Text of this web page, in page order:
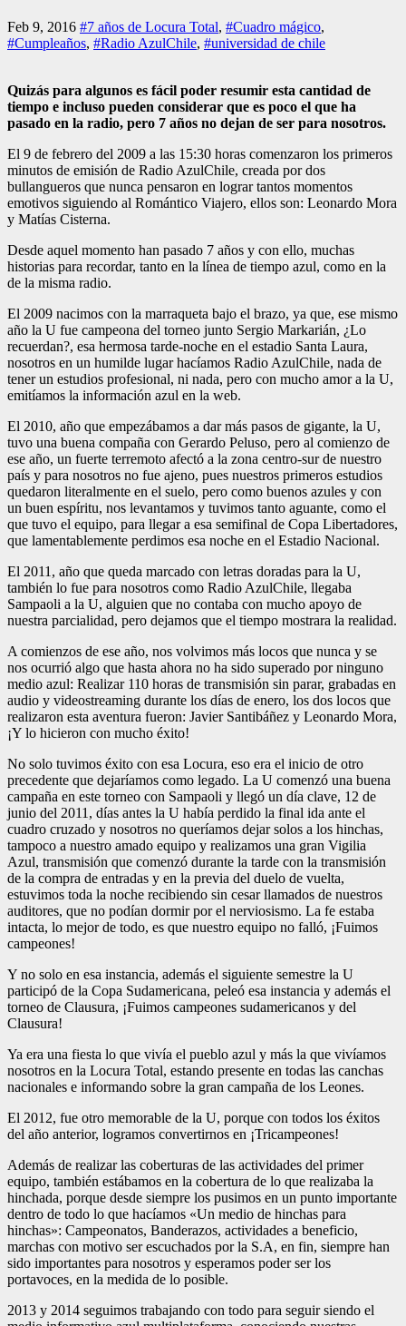
Feb 9, 2016 #7 años de Locura Total, #Cuadro mágico,
#Cumpleaños, #Radio AzulChile, #universidad de chile
Quizás para algunos es fácil poder resumir esta cantidad de
tiempo e incluso pueden considerar que es poco el que ha
pasado en la radio, pero 7 años no dejan de ser para nosotros.
El 9 de febrero del 2009 a las 15:30 horas comenzaron los primeros
minutos de emisión de Radio AzulChile, creada por dos
bullangueros que nunca pensaron en lograr tantos momentos
emotivos siguiendo al Romántico Viajero, ellos son: Leonardo Mora
y Matías Cisterna.
Desde aquel momento han pasado 7 años y con ello, muchas
historias para recordar, tanto en la línea de tiempo azul, como en la
de la misma radio.
El 2009 nacimos con la marraqueta bajo el brazo, ya que, ese mismo
año la U fue campeona del torneo junto Sergio Markarián, ¿Lo
recuerdan?, esa hermosa tarde-noche en el estadio Santa Laura,
nosotros en un humilde lugar hacíamos Radio AzulChile, nada de
tener un estudios profesional, ni nada, pero con mucho amor a la U,
emitíamos la información azul en la web.
El 2010, año que empezábamos a dar más pasos de gigante, la U,
tuvo una buena compaña con Gerardo Peluso, pero al comienzo de
ese año, un fuerte terremoto afectó a la zona centro-sur de nuestro
país y para nosotros no fue ajeno, pues nuestros primeros estudios
quedaron literalmente en el suelo, pero como buenos azules y con
un buen espíritu, nos levantamos y tuvimos tanto aguante, como el
que tuvo el equipo, para llegar a esa semifinal de Copa Libertadores,
que lamentablemente perdimos esa noche en el Estadio Nacional.
El 2011, año que queda marcado con letras doradas para la U,
también lo fue para nosotros como Radio AzulChile, llegaba
Sampaoli a la U, alguien que no contaba con mucho apoyo de
nuestra parcialidad, pero dejamos que el tiempo mostrara la realidad.
A comienzos de ese año, nos volvimos más locos que nunca y se
nos ocurrió algo que hasta ahora no ha sido superado por ninguno
medio azul: Realizar 110 horas de transmisión sin parar, grabadas en
audio y videostreaming durante los días de enero, los dos locos que
realizaron esta aventura fueron: Javier Santibáñez y Leonardo Mora,
¡Y lo hicieron con mucho éxito!
No solo tuvimos éxito con esa Locura, eso era el inicio de otro
precedente que dejaríamos como legado. La U comenzó una buena
campaña en este torneo con Sampaoli y llegó un día clave, 12 de
junio del 2011, días antes la U había perdido la final ida ante el
cuadro cruzado y nosotros no queríamos dejar solos a los hinchas,
tampoco a nuestro amado equipo y realizamos una gran Vigilia
Azul, transmisión que comenzó durante la tarde con la transmisión
de la compra de entradas y en la previa del duelo de vuelta,
estuvimos toda la noche recibiendo sin cesar llamados de nuestros
auditores, que no podían dormir por el nerviosismo. La fe estaba
intacta, lo mejor de todo, es que nuestro equipo no falló, ¡Fuimos
campeones!
Y no solo en esa instancia, además el siguiente semestre la U
participó de la Copa Sudamericana, peleó esa instancia y además el
torneo de Clausura, ¡Fuimos campeones sudamericanos y del
Clausura!
Ya era una fiesta lo que vivía el pueblo azul y más la que vivíamos
nosotros en la Locura Total, estando presente en todas las canchas
nacionales e informando sobre la gran campaña de los Leones.
El 2012, fue otro memorable de la U, porque con todos los éxitos
del año anterior, logramos convertirnos en ¡Tricampeones!
Además de realizar las coberturas de las actividades del primer
equipo, también estábamos en la cobertura de lo que realizaba la
hinchada, porque desde siempre los pusimos en un punto importante
dentro de todo lo que hacíamos «Un medio de hinchas para
hinchas»: Campeonatos, Banderazos, actividades a beneficio,
marchas con motivo ser escuchados por la S.A, en fin, siempre han
sido importantes para nosotros y esperamos poder ser los
portavoces, en la medida de lo posible.
2013 y 2014 seguimos trabajando con todo para seguir siendo el